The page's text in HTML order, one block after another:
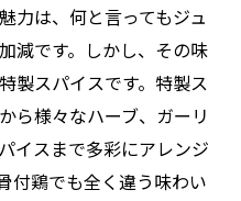
力は、何と言ってもジュ
減です。しかし、その味
製スパイスです。特製ス
ら様々なハーブ、ガーリ
イスまで多彩にアレンジ
付鶏でも全く違う味わい